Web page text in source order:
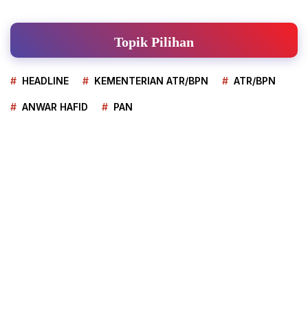
Topik Pilihan
HEADLINE KEMENTERIAN ATR/BPN ATR/BPN
ANWAR HAFID PAN